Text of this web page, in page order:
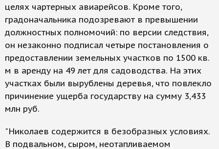
целях чартерных авиарейсов. Кроме того,
градоначальника подозревают в превышении
должностных полномочий: по версии следствия,
он незаконно подписал четыре постановления о
предоставлении земельных участков по 1500 кв.
м в аренду на 49 лет для садоводства. На этих
участках были вырублены деревья, что повлекло
причинение ущерба государству на сумму 3,433
млн руб.
"Николаев содержится в безобразных условиях.
В подвальном, сыром, неотапливаемом